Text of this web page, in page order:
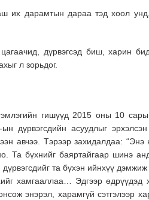
их дарамтын дараа тэд хоол
дүрвэгсэд биш, харин
л зорьдог.
гишүүд 2015 оны 10
дүрвэгсдийн асуудлыг
авчээ. Тэрээр захидалдаа:
Та бүхнийг баяртайгаар шинэ
та бүхэн ийнхүү
хамгааллаа… Эдгээр өдрүүдэд
энэрэл, харамгүй сэтгэлээр